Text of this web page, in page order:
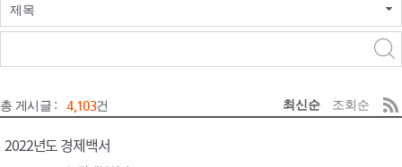
제목
총 게시글 : 4,103건 최신순 조회순
2022년도 경제백서